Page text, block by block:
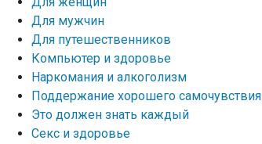
Для мужчин
Для путешественников
Компьютер и здоровье
Наркомания и алкоголизм
Поддержание хорошего самочувствия
Это должен знать каждый
Секс и здоровье